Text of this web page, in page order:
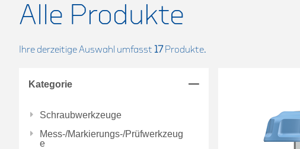
Alle Produkte
Ihre derzeitige Auswahl umfasst 17 Produkte.
Kategorie
Schraubwerkzeuge
Mess-/Markierungs-/Prüfwerkzeug
e